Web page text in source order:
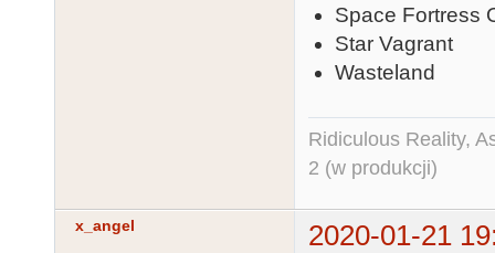
Space Fortress
Star Vagrant
Wasteland
Ridiculous Reality,
2 (w produkcji)
x_angel
2020-01-21